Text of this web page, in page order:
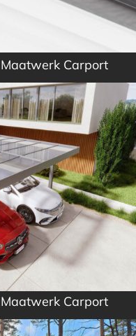
Maatwerk Carport
Maatwerk Carport